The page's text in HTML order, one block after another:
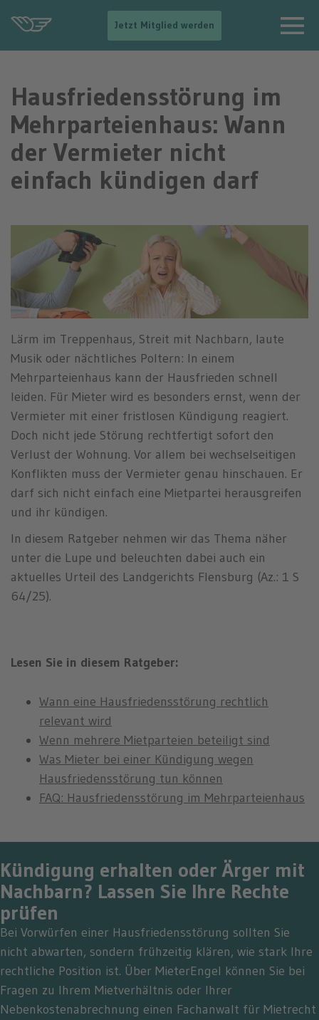
Jetzt Mitglied werden
-
-
>
g
a
n
n
Hausfriedensstörung im
Mehrparteienhaus: Wann
der Vermieter nicht
einfach kündigen darf
Lärm im Treppenhaus, Streit mit Nachbarn, laute
Musik oder nächtliches Poltern: In einem
Mehrparteienhaus kann der Hausfrieden schnell
leiden. Für Mieter wird es besonders ernst, wenn der
Vermieter mit einer fristlosen Kündigung reagiert.
Doch nicht jede Störung rechtfertigt sofort den
Verlust der Wohnung. Vor allem bei wechselseitigen
Konflikten muss der Vermieter genau hinschauen. Er
darf sich nicht einfach eine Mietpartei herausgreifen
und ihr kündigen.
In diesem Ratgeber nehmen wir das Thema näher
unter die Lupe und beleuchten dabei auch ein
aktuelles Urteil des Landgerichts Flensburg (Az.: 1 S
64/25).
Lesen Sie in diesem Ratgeber:
Wann eine Hausfriedensstörung rechtlich
relevant wird
Wenn mehrere Mietparteien beteiligt sind
Was Mieter bei einer Kündigung wegen
Hausfriedensstörung tun können
FAQ: Hausfriedensstörung im Mehrparteienhaus
Kündigung erhalten oder Ärger mit
Nachbarn? Lassen Sie Ihre Rechte
prüfen
Bei Vorwürfen einer Hausfriedensstörung sollten Sie
nicht abwarten, sondern frühzeitig klären, wie stark Ihre
rechtliche Position ist. Über MieterEngel können Sie bei
Fragen zu Ihrem Mietverhältnis oder Ihrer
Nebenkostenabrechnung einen Fachanwalt für Mietrecht